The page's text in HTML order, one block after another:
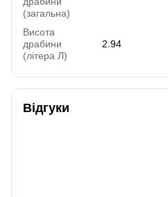
(загальна)
Висота
драбини
(літера Л)
2.94
Відгуки